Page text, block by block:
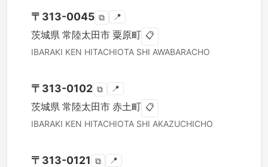
〒 313-0045 ⧉ 📍
茨城県 常陸太田市 粟原町 📋
IBARAKI KEN HITACHIOTA SHI AWABARACHO
〒 313-0102 ⧉ 📍
茨城県 常陸太田市 赤土町 📋
IBARAKI KEN HITACHIOTA SHI AKAZUCHICHO
〒 313-0121 ⧉ 📍